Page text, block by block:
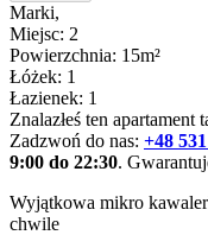
Marki,
Miejsc: 2
Powierzchnia: 15m²
Łóżek: 1
Łazienek: 1
Znalazłeś ten apartament
Zadzwoń do nas: +48
9:00 do 22:30.
Wyjątkowa mikro
chwile